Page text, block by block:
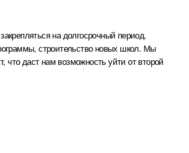
на долгосрочный период.
строительство новых школ. Мы
что даст нам возможность уйти от второй